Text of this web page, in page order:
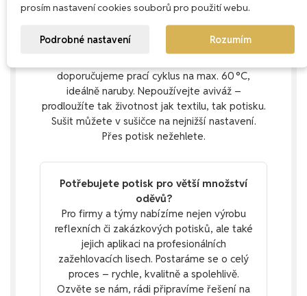
Jak pečovat o oděv s
potiskem
doporučujeme prací cyklus na max. 60 °C,
ideálně naruby. Nepoužívejte aviváž –
prodloužíte tak životnost jak textilu, tak potisku.
Sušit můžete v sušičce na nejnižší nastavení.
Přes potisk nežehlete.
Potřebujete potisk pro větší množství
oděvů?
Pro firmy a týmy nabízíme nejen výrobu
reflexních či zakázkových potisků, ale také
jejich aplikaci na profesionálních
zažehlovacích lisech. Postaráme se o celý
proces – rychle, kvalitně a spolehlivě.
Ozvěte se nám, rádi připravíme řešení na
prosím nastavení cookies souborů pro použití webu.
Podrobné nastavení Rozumím